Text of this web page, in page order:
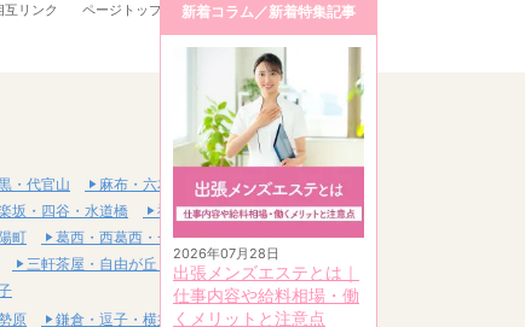
新着コラム／新着特集記事
2026年07月28日
出張メンズエステとは｜
仕事内容や給料相場・働
くメリットと注意点
互リンク ページトップへ
・代官山
麻布・六本木・赤坂
坂・四谷・水道橋
神田・秋葉原・浅草橋
町
葛西・西葛西・一之江
三軒茶屋・自由が丘・二子玉川
原
鎌倉・逗子・横須賀